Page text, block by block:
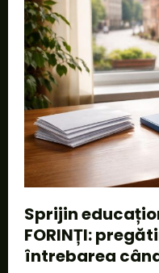
Sprijin
FORINȚI:
întrebarea